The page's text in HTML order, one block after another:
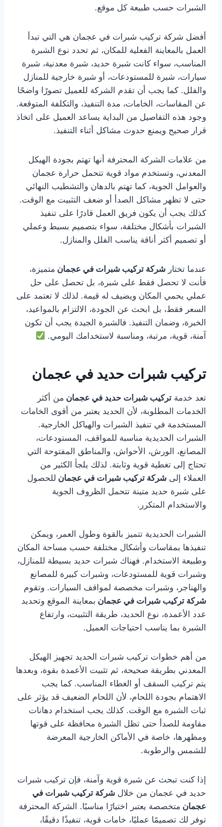
الشبرات حسب طبيعة كل موقع.
أفضل شركة تركيب شبرات في عجمان هي التي تبدأ
العمل بالمعاينة الفعلية للمكان، ثم تحدد نوع الشبرة
المناسب، سواء كانت شبرة حديد، شبرة معدنية، شبرة
سيارات، شبرة للمستودعات، أو شبرة خارجية للمنازل
والفلل. كما يجب أن تقدم الشركة للعميل تصورًا واضحًا
عن المقاسات، الخامات، مدة التنفيذ، والتكلفة المتوقعة.
وجود هذه التفاصيل من البداية يساعد العميل على اتخاذ
قرار صحيح ويمنع حدوث مشاكل أثناء التنفيذ.
من علامات الشركة المحترفة أنها تهتم بجودة الهيكل
المعدني، وتستخدم مواد قوية تتحمل حرارة عجمان
والعوامل الجوية، كما تهتم بالدهان والتشطيب النهائي
حتى لا تظهر مشاكل الصدأ أو ضعف التثبيت مع الوقت.
كذلك يجب أن يكون فريق العمل قادرًا على تنفيذ
الشبرات بأشكال مختلفة، سواء بتصميم بسيط وعملي
أو تصميم أكثر أناقة يناسب الفلل والمنازل.
عندما تختار شركة تركيب شبرات في عجمان متميزة،
فأنت لا تحصل فقط على شبرة، بل تحصل على حل
عملي يحمي المكان ويضيف له قيمة. لذلك لا تعتمد على
السعر فقط، بل ابحث عن الجودة، الالتزام بالمواعيد،
الخبرة، وضمان التنفيذ. فالشبرة الجيدة يجب أن تكون
آمنة، قوية، مرتبة، ومناسبة لاستخدامك اليومي.
تركيب شبرات حديد في عجمان
تعد خدمة تركيب شبرات حديد في عجمان من أكثر
الخدمات المطلوبة، لأن الحديد يعتبر من أقوى الخامات
المستخدمة في تنفيذ الشبرات والهياكل الخارجية.
الشبرات الحديدية مناسبة للمواقف، المستودعات،
المصانع، الورش، الأحواش، والمناطق المفتوحة التي
تحتاج إلى تغطية قوية وثابتة. لذلك يلجأ الكثير من
العملاء إلى شركة تركيب شبرات في عجمان للحصول
على شبرة حديد متينة تتحمل الظروف الجوية
والاستخدام المتكرر.
الشبرات الحديدية تتميز بالقوة وطول العمر، ويمكن
تنفيذها بمقاسات وأشكال مختلفة حسب مساحة المكان
وطبيعة الاستخدام. فهناك شبرات حديد بسيطة للمنازل،
وشبرات قوية للمستودعات، وشبرات كبيرة للمصانع
والهناجر، وشبرات مخصصة لمواقف السيارات. وتقوم
شركة تركيب شبرات في عجمان بمعاينة الموقع وتحديد
عدد الأعمدة، نوع الحديد، طريقة التثبيت، وارتفاع
الشبرة بما يناسب احتياجات العميل.
من أهم خطوات تركيب شبرات الحديد تجهيز الهيكل
المعدني بطريقة صحيحة، ثم تثبيت الأعمدة بقوة، وبعدها
يتم تركيب السقف أو الغطاء المناسب. كما يجب
الاهتمام بجودة اللحام، لأن اللحام الضعيف قد يؤثر على
ثبات الشبرة مع الوقت. كذلك يجب استخدام دهانات
مقاومة للصدأ حتى تظل الشبرة محافظة على قوتها
ومظهرها، خاصة في الأماكن الخارجية المعرضة
للشمس والرطوبة.
إذا كنت تبحث عن شبرة قوية وآمنة، فإن تركيب شبرات
حديد في عجمان من خلال شركة تركيب شبرات في
عجمان متخصصة يعتبر اختيارًا مناسبًا. الشركة المحترفة
توفر لك تصميمًا عمليًا، خامات قوية، تنفيذًا دقيقًا،